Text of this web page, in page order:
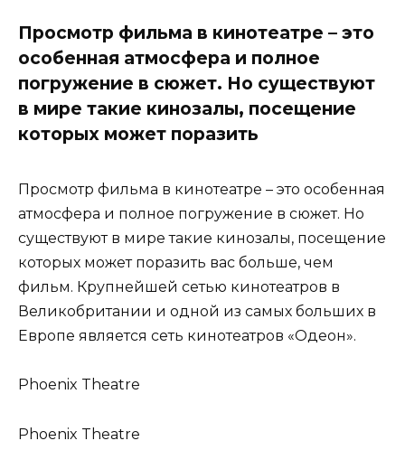
Просмотр фильма в кинотеатре – это
особенная атмосфера и полное
погружение в сюжет. Но существуют
в мире такие кинозалы, посещение
которых может поразить
Просмотр фильма в кинотеатре – это особенная
атмосфера и полное погружение в сюжет. Но
существуют в мире такие кинозалы, посещение
которых может поразить вас больше, чем
фильм. Крупнейшей сетью кинотеатров в
Великобритании и одной из самых больших в
Европе является сеть кинотеатров «Одеон».
Phoenix Theatre
Phoenix Theatre